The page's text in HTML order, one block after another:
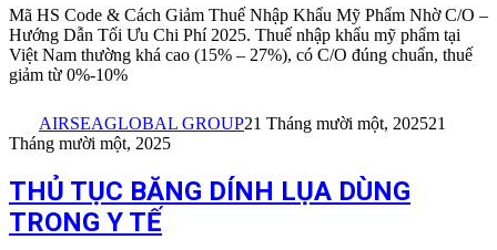
Mã HS Code & Cách Giảm Thuế Nhập Khẩu Mỹ Phẩm Nhờ C/O –
Hướng Dẫn Tối Ưu Chi Phí 2025. Thuế nhập khẩu mỹ phẩm tại
Việt Nam thường khá cao (15% – 27%), có C/O đúng chuẩn, thuế
giảm từ 0%-10%
AIRSEAGLOBAL GROUP21 Tháng mười một, 202521
Tháng mười một, 2025
THỦ TỤC BĂNG DÍNH LỤA DÙNG
TRONG Y TẾ